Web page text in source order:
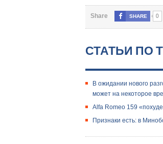
Share SHARE 0
СТАТЬИ ПО
В ожидании нового
может на некоторое
Alfa Romeo 159
Признаки есть: в